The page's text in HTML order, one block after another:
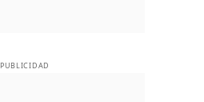
PUBLICIDAD